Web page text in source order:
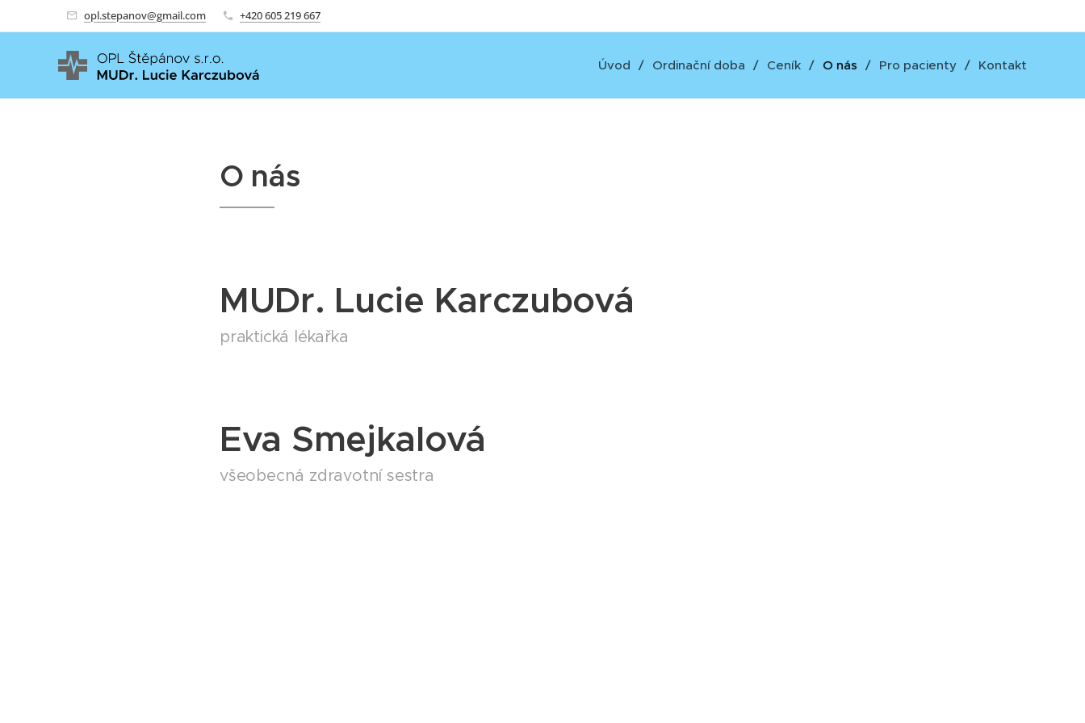
opl.stepanov@gmail.com +420 605 219 667
Úvod Ordinační doba Ceník O nás Pro pacienty Kontakt
O nás
MUDr. Lucie Karczubová
praktická lékařka
Eva Smejkalová
všeobecná zdravotní sestra